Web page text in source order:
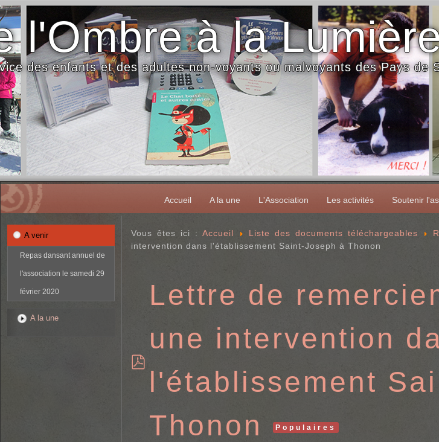
l'Ombre à la
des enfants et des adultes non-voyants ou malvoyants des Pays de
Accueil A la une L'Association Les activités Soutenir
A venir
Repas dansant annuel de
l'association le samedi 29
février 2020
A la une
Vous êtes ici : Accueil Liste des documents téléchargeables
intervention dans l'établissement Saint-Joseph à Thonon
Lettre de
une intervention
l'établissement
Thonon
Populaires